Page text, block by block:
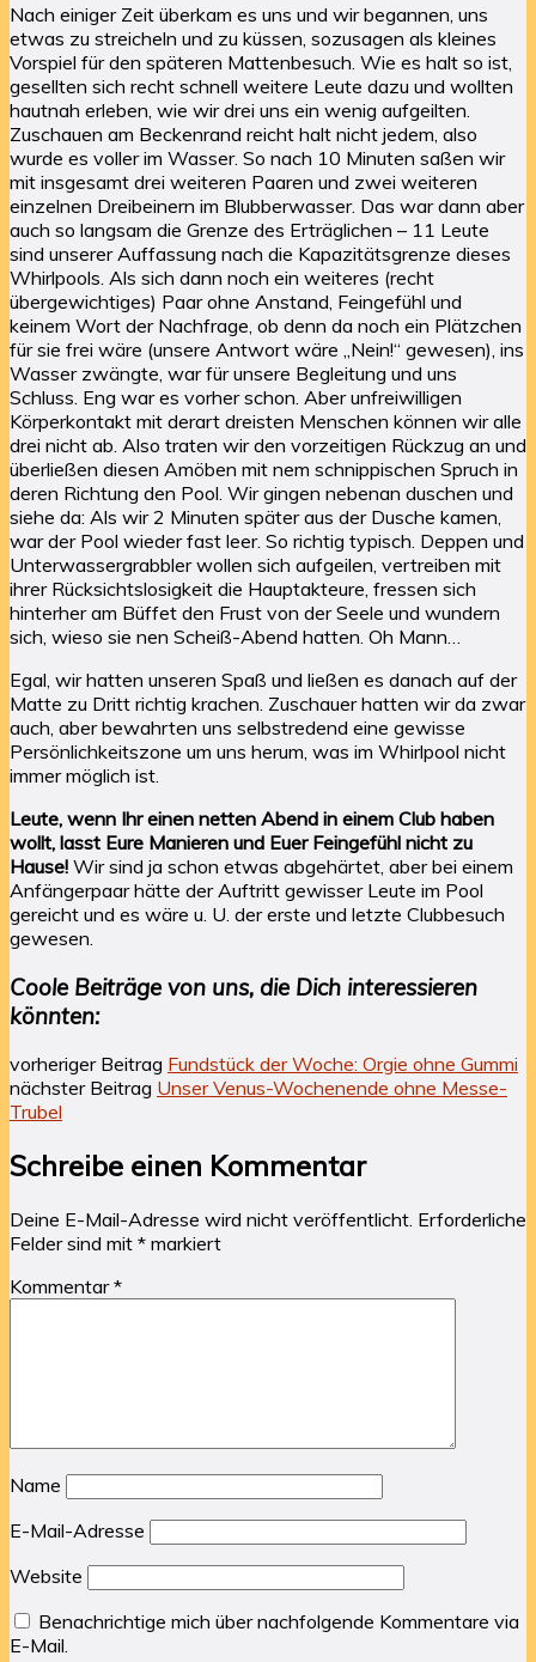
Nach einiger Zeit überkam es uns und wir begannen, uns
etwas zu streicheln und zu küssen, sozusagen als kleines
Vorspiel für den späteren Mattenbesuch. Wie es halt so ist,
gesellten sich recht schnell weitere Leute dazu und wollten
hautnah erleben, wie wir drei uns ein wenig aufgeilten.
Zuschauen am Beckenrand reicht halt nicht jedem, also
wurde es voller im Wasser. So nach 10 Minuten saßen wir
mit insgesamt drei weiteren Paaren und zwei weiteren
einzelnen Dreibeinern im Blubberwasser. Das war dann aber
auch so langsam die Grenze des Erträglichen – 11 Leute
sind unserer Auffassung nach die Kapazitätsgrenze dieses
Whirlpools. Als sich dann noch ein weiteres (recht
übergewichtiges) Paar ohne Anstand, Feingefühl und
keinem Wort der Nachfrage, ob denn da noch ein Plätzchen
für sie frei wäre (unsere Antwort wäre „Nein!“ gewesen), ins
Wasser zwängte, war für unsere Begleitung und uns
Schluss. Eng war es vorher schon. Aber unfreiwilligen
Körperkontakt mit derart dreisten Menschen können wir alle
drei nicht ab. Also traten wir den vorzeitigen Rückzug an und
überließen diesen Amöben mit nem schnippischen Spruch in
deren Richtung den Pool. Wir gingen nebenan duschen und
siehe da: Als wir 2 Minuten später aus der Dusche kamen,
war der Pool wieder fast leer. So richtig typisch. Deppen und
Unterwassergrabbler wollen sich aufgeilen, vertreiben mit
ihrer Rücksichtslosigkeit die Hauptakteure, fressen sich
hinterher am Büffet den Frust von der Seele und wundern
sich, wieso sie nen Scheiß-Abend hatten. Oh Mann…
Egal, wir hatten unseren Spaß und ließen es danach auf der
Matte zu Dritt richtig krachen. Zuschauer hatten wir da zwar
auch, aber bewahrten uns selbstredend eine gewisse
Persönlichkeitszone um uns herum, was im Whirlpool nicht
immer möglich ist.
Leute, wenn Ihr einen netten Abend in einem Club haben
wollt, lasst Eure Manieren und Euer Feingefühl nicht zu
Hause! Wir sind ja schon etwas abgehärtet, aber bei einem
Anfängerpaar hätte der Auftritt gewisser Leute im Pool
gereicht und es wäre u. U. der erste und letzte Clubbesuch
gewesen.
Coole Beiträge von uns, die Dich interessieren
könnten:
vorheriger Beitrag Fundstück der Woche: Orgie ohne Gummi
nächster Beitrag Unser Venus-Wochenende ohne Messe-
Trubel
Schreibe einen Kommentar
Deine E-Mail-Adresse wird nicht veröffentlicht. Erforderliche
Felder sind mit * markiert
Kommentar*
Name
E-Mail-Adresse
Website
Benachrichtige mich über nachfolgende Kommentare via
E-Mail.